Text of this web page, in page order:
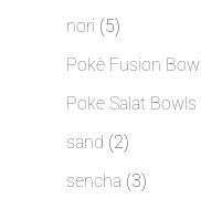
nori 55
Produkte
Pokè Fusion
Poke Salat Bowls
sand 22
Produkte
sencha 33